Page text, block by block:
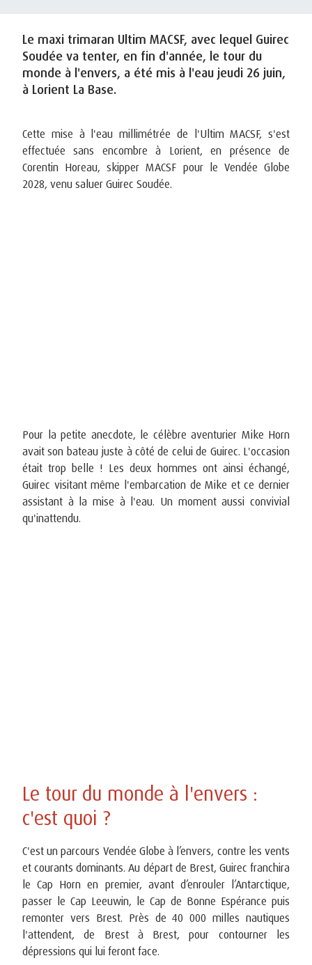
Le maxi trimaran Ultim MACSF, avec lequel Guirec
Soudée va tenter, en fin d'année, le tour du
monde à l'envers, a été mis à l'eau jeudi 26 juin,
à Lorient La Base.
Cette mise à l'eau millimétrée de l'Ultim MACSF, s'est
effectuée sans encombre à Lorient, en présence de
Corentin Horeau, skipper MACSF pour le Vendée Globe
2028, venu saluer Guirec Soudée.
Pour la petite anecdote, le célèbre aventurier Mike Horn
avait son bateau juste à côté de celui de Guirec. L'occasion
était trop belle ! Les deux hommes ont ainsi échangé,
Guirec visitant même l'embarcation de Mike et ce dernier
assistant à la mise à l'eau. Un moment aussi convivial
qu'inattendu.
Le tour du monde à l'envers :
c'est quoi ?
C'est un parcours Vendée Globe à l’envers, contre les vents
et courants dominants. Au départ de Brest, Guirec franchira
le Cap Horn en premier, avant d’enrouler l’Antarctique,
passer le Cap Leeuwin, le Cap de Bonne Espérance puis
remonter vers Brest. Près de 40 000 milles nautiques
l'attendent, de Brest à Brest, pour contourner les
dépressions qui lui feront face.